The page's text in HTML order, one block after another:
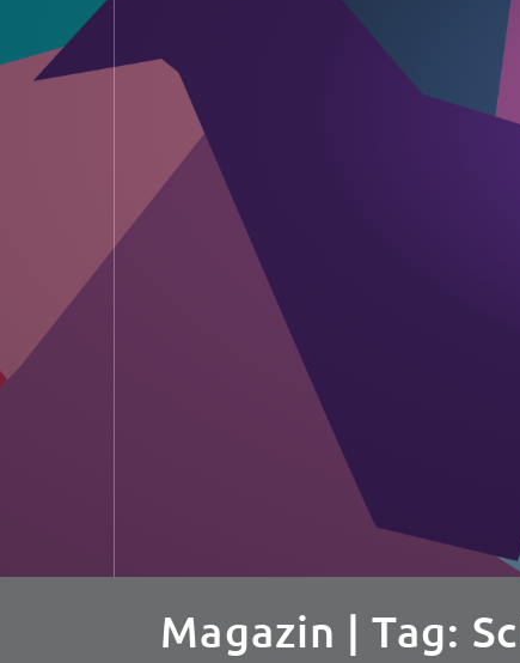
Magazin | Tag: